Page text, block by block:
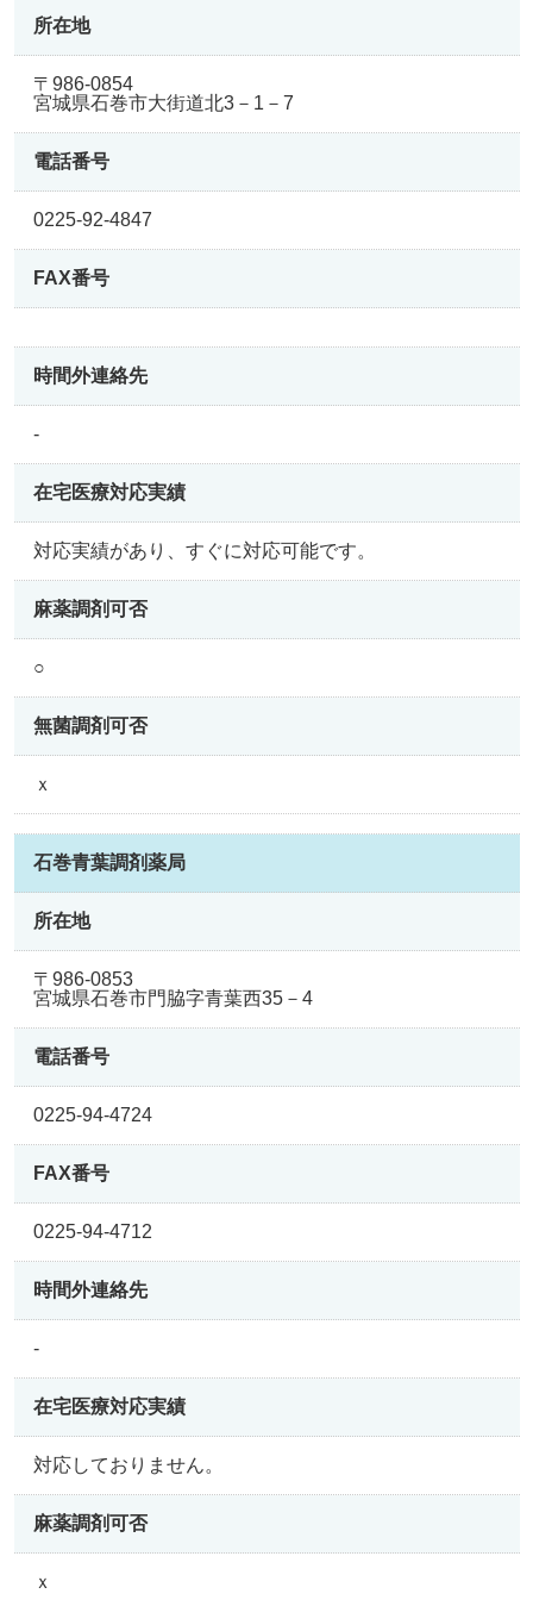
所在地
〒986-0854
宮城県石巻市大街道北3－1－7
電話番号
0225-92-4847
FAX番号
時間外連絡先
-
在宅医療対応実績
対応実績があり、すぐに対応可能です。
麻薬調剤可否
○
無菌調剤可否
ｘ
石巻青葉調剤薬局
所在地
〒986-0853
宮城県石巻市門脇字青葉西35－4
電話番号
0225-94-4724
FAX番号
0225-94-4712
時間外連絡先
-
在宅医療対応実績
対応しておりません。
麻薬調剤可否
ｘ